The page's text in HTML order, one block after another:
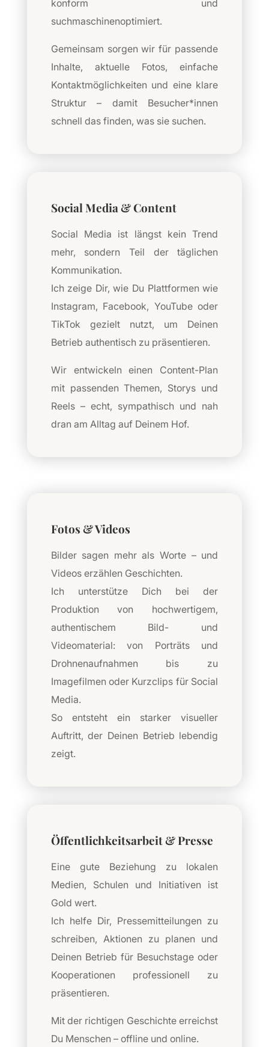
konform und
suchmaschinenoptimiert.
Gemeinsam sorgen wir für passende
Inhalte, aktuelle Fotos, einfache
Kontaktmöglichkeiten und eine klare
Struktur – damit Besucher*innen
schnell das finden, was sie suchen.
Social Media & Content
Social Media ist längst kein Trend
mehr, sondern Teil der täglichen
Kommunikation.
Ich zeige Dir, wie Du Plattformen wie
Instagram, Facebook, YouTube oder
TikTok gezielt nutzt, um Deinen
Betrieb authentisch zu präsentieren.
Wir entwickeln einen Content-Plan
mit passenden Themen, Storys und
Reels – echt, sympathisch und nah
dran am Alltag auf Deinem Hof.
Fotos & Videos
Bilder sagen mehr als Worte – und
Videos erzählen Geschichten.
Ich unterstütze Dich bei der
Produktion von hochwertigem,
authentischem Bild- und
Videomaterial: von Porträts und
Drohnenaufnahmen bis zu
Imagefilmen oder Kurzclips für Social
Media.
So entsteht ein starker visueller
Auftritt, der Deinen Betrieb lebendig
zeigt.
Öffentlichkeitsarbeit & Presse
Eine gute Beziehung zu lokalen
Medien, Schulen und Initiativen ist
Gold wert.
Ich helfe Dir, Pressemitteilungen zu
schreiben, Aktionen zu planen und
Deinen Betrieb für Besuchstage oder
Kooperationen professionell zu
präsentieren.
Mit der richtigen Geschichte erreichst
Du Menschen – offline und online.